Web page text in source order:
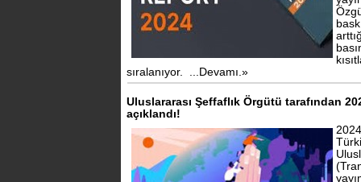
sıralanıyor.
...Devamı.»
Uluslararası Şeffaflık Örgütü tarafından
açıklandı!